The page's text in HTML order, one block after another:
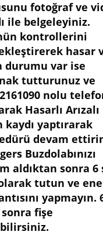
fotoğraf ve
ile belgeleyiniz.
kontrollerini
hasar
durumu var ise
tutturunuz ve
nolu
Hasarlı Arızalı
kaydı yaptırarak
devam
Buzdolabınızı
aldıktan sonra 6
tutun ve
yapmayın.
fişe